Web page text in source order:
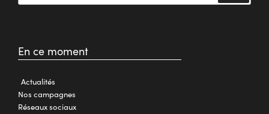
En ce moment
Actualités
Nos campagnes
Réseaux sociaux